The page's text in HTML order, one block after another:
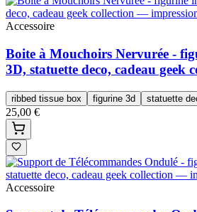
Accessoire
Boite à Mouchoirs Nervurée -
3D, statuette deco, cadeau geek
ribbed tissue box figurine 3d statuette
25,00 €
Accessoire